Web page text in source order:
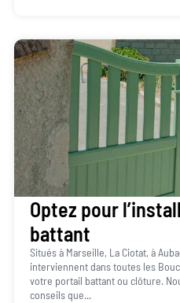
Optez pour
battant
Situés à Marseille, La Ciotat, à
interviennent dans toutes les
votre portail battant ou clôture.
conseils que...